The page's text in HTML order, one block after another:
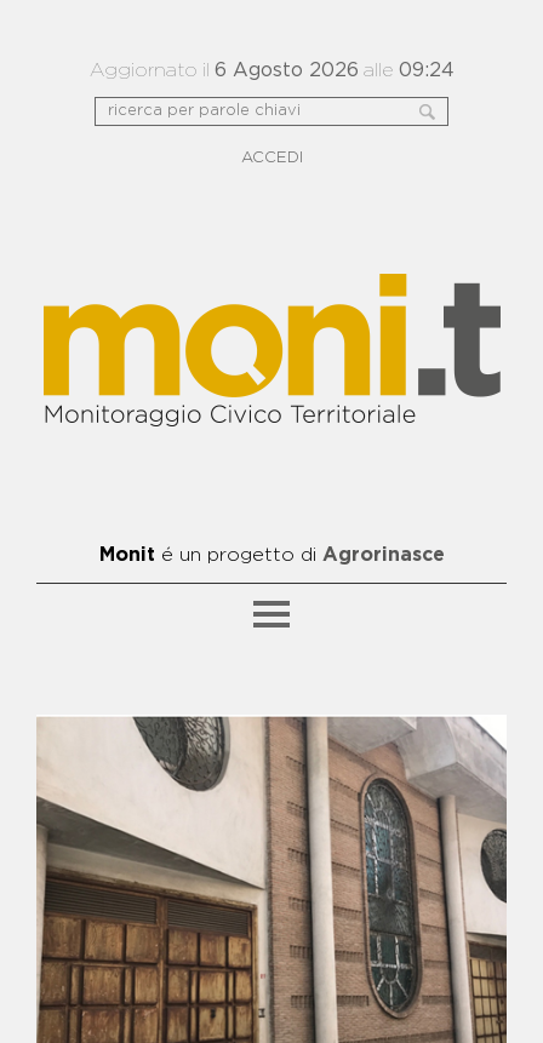
Aggiornato il 6 Agosto 2026 alle 09:24
ACCEDI
Monit é un progetto di Agrorinasce
SFOGLIA PER CATEGORIA
BENE ALFIERO
BENE ANIELLO BIDOGNETTI E
FRANCESCO SCHIAVONE -
FATTORIA "META"
BENE ANTONIO ZAGARIA
BENE BIDOGNETTI - CAMPO DI
CALCETTO E AREA GIOCHI
BENE CAPALDO - CENTRO
POLIFUNZIONALE
BENE CATERINO - CENTRO DI
AGGREGAZIONE E GRUPPO DI
ACQUISTO
SFOGLIA PER ARGOMENTO